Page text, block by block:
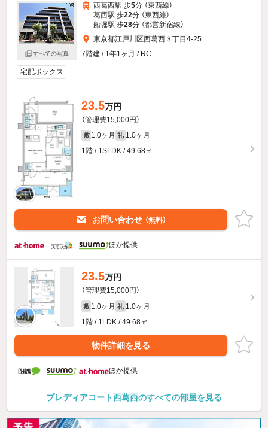
すべての写真
西葛西駅 歩5分 （東西線）
葛西駅 歩22分 （東西線）
船堀駅 歩28分 （都営新宿線）
東京都江戸川区西葛西３丁目4-25
7階建 / 1年1ヶ月 / RC
宅配ボックス
23.5万円
（管理費15,000円）
敷 1.0ヶ月 礼 1.0ヶ月
1階 / 1SLDK / 49.68㎡
お問い合わせ （無料）
ほか提供
23.5万円
（管理費15,000円）
敷 1.0ヶ月 礼 1.0ヶ月
1階 / 1LDK / 49.68㎡
物件詳細を見る
ほか提供
プレディアコート西葛西のすべての部屋を見る